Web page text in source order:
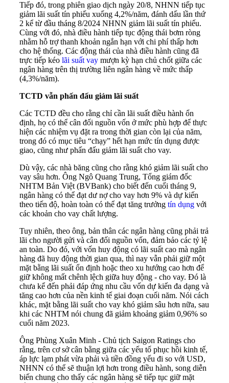
Tiếp đó, trong phiên giao dịch ngày 20/8, NHNN tiếp tục
giảm lãi suất tín phiếu xuống 4,2%/năm, đánh dấu lần thứ
2 kể từ đầu tháng 8/2024 NHNN giảm lãi suất tín phiếu.
Cùng với đó, nhà điều hành tiếp tục động thái bơm ròng
nhằm hỗ trợ thanh khoản ngắn hạn với chi phí thấp hơn
cho hệ thống. Các động thái của nhà điều hành cũng đã
trực tiếp kéo lãi suất vay mượn kỳ hạn chủ chốt giữa các
ngân hàng trên thị trường liên ngân hàng về mức thấp
(4,3%/năm).
TCTD vẫn phấn đấu giảm lãi suất
Các TCTD đều cho rằng chỉ cần lãi suất điều hành ổn
định, họ có thể cân đối nguồn vốn ở mức phù hợp để thực
hiện các nhiệm vụ đặt ra trong thời gian còn lại của năm,
trong đó có mục tiêu “chạy” hết hạn mức tín dụng được
giao, cũng như phấn đấu giảm lãi suất cho vay.
Dù vậy, các nhà băng cũng cho rằng khó giảm lãi suất cho
vay sâu hơn. Ông Ngô Quang Trung, Tổng giám đốc
NHTM Bản Việt (BVBank) cho biết đến cuối tháng 9,
ngân hàng có thể đạt dư nợ cho vay hơn 9% và dự kiến
theo tiến độ, hoàn toàn có thể đạt tăng trưởng tín dụng với
các khoản cho vay chất lượng.
Tuy nhiên, theo ông, bản thân các ngân hàng cũng phải trả
lãi cho người gửi và cân đối nguồn vốn, đảm bảo các tỷ lệ
an toàn. Do đó, với vốn huy động có lãi suất cao mà ngân
hàng đã huy động thời gian qua, thì nay vẫn phải giữ một
mặt bằng lãi suất ổn định hoặc theo xu hướng cao hơn để
giữ không mất chênh lệch giữa huy động - cho vay. Đó là
chưa kể đến phải đáp ứng nhu cầu vốn dự kiến đa dạng và
tăng cao hơn của nền kinh tế giai đoạn cuối năm. Nói cách
khác, mặt bằng lãi suất cho vay khó giảm sâu hơn nữa, sau
khi các NHTM nói chung đã giảm khoảng giảm 0,96% so
cuối năm 2023.
Ông Phùng Xuân Minh - Chủ tịch Saigon Ratings cho
rằng, trên cơ sở cân bằng giữa các yếu tố phục hồi kinh tế,
áp lực lạm phát vừa phải và tiền đồng yếu đi so với USD,
NHNN có thể sẽ thuận lợi hơn trong điều hành, song diễn
biến chung cho thấy các ngân hàng sẽ tiếp tục giữ mặt